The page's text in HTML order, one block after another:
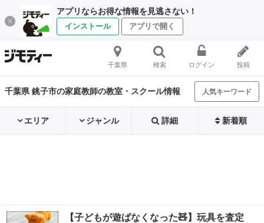
アプリならお得な情報を見逃さない！
インストール アプリで開く
千葉県 検索 ログイン 投稿
千葉県 銚子市の家庭教師の教室・スクール情報 人気キーワード
エリア ジャンル 詳細 新着順
【子どもが遊ばなくなった🧸】玩具を査定